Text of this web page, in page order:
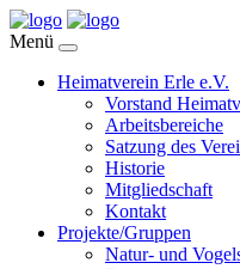
Menü
Heimatverein Erle e.V.
Vorstand
Arbeitsbereiche
Satzung des
Historie
Mitgliedschaft
Kontakt
Projekte/Gruppen
Natur- und